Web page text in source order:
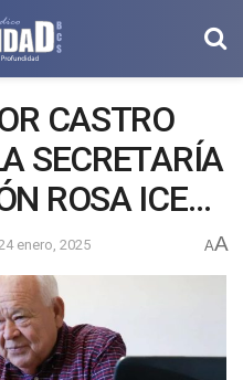
CASTRO
SECRETARÍA
ROSA ICELA
DE
enero, 2025 AA